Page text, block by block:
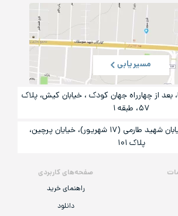
صفحه‌های کاربردی
راهنمای خرید
دانلود
مسیریابی
بعد از چهارراه جهان کودک ، خیابان کیش، پلاک
۵۷، طبقه ۱
تهران، شادآباد، خیابان شهید طارمی (۱۷ شهریور)، خیایان پرچین،
پلاک ۱۰۱